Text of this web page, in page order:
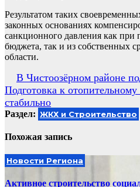
Результатом таких
законных основаниях
санкционного давления как
бюджета, так и из собственных
области.
Навигация
по
записям
В Чистоозёрном районе
Подготовка к отопительному
стабильно
Раздел: ЖКХ и Строительство
Похожая запись
Новости Региона
Активное строительство